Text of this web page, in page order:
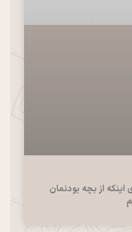
برای اینکه از بچه بودنمان